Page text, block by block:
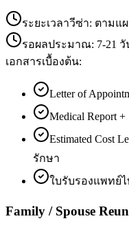
ระยะเวลาวีซ่า: ตามแ
รอผลประมาณ: 7-21
เอกสารเบื้องต้น:
Letter of
Medical Report
Estimated Cost
รักษา
ใบรับรองแพทย์ไ
Family / Spouse